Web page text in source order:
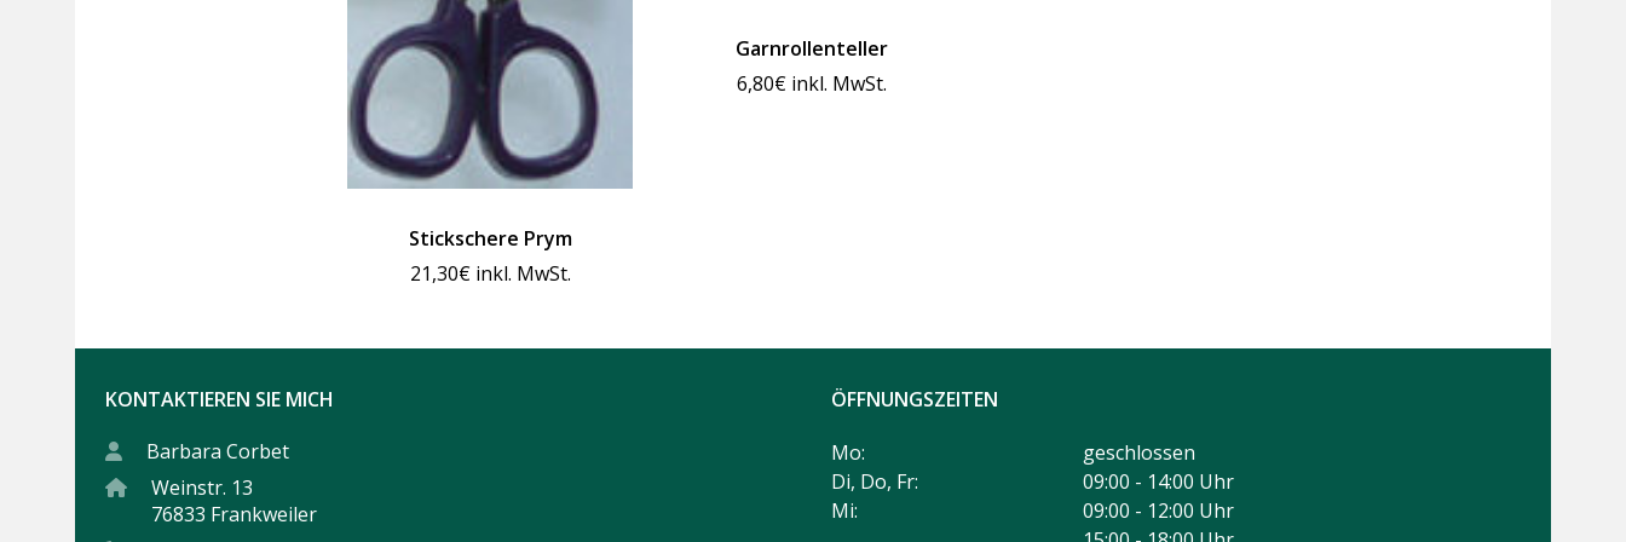
Stickschere Prym
21,30€ inkl. MwSt.
Garnrollenteller
6,80€ inkl. MwSt.
KONTAKTIEREN SIE MICH
Barbara Corbet
Weinstr. 13
76833 Frankweiler
ÖFFNUNGSZEITEN
Mo:
geschlossen
Di, Do, Fr:
09:00 - 14:00 Uhr
Mi:
09:00 - 12:00 Uhr